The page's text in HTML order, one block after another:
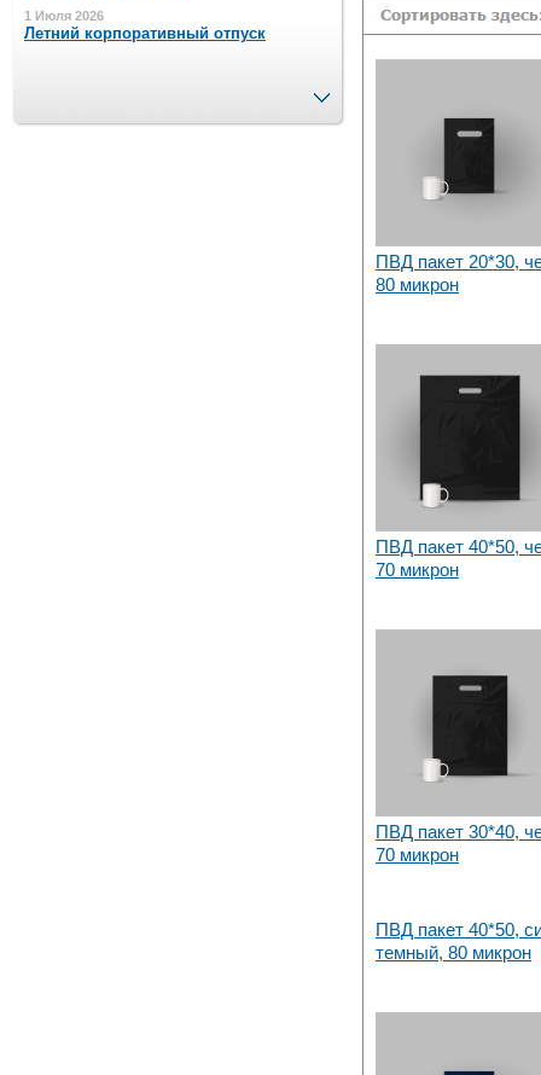
1 Июля 2026
Летний корпоративный отпуск
Минимальная сумма заказа 5000 р.
ПВД пакет 20*30,
80 микрон
ПВД пакет 40*50,
70 микрон
ПВД пакет 30*40,
70 микрон
ПВД пакет 40*50,
темный, 80 микрон